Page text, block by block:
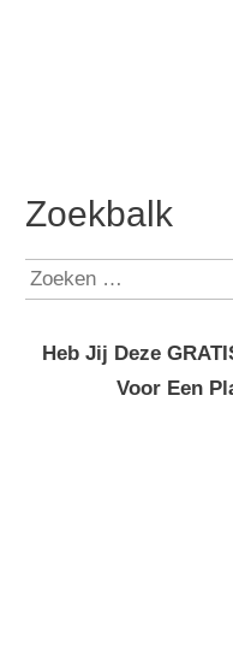
Zoekbalk
Zoeken
Heb Jij Deze
Voor Een